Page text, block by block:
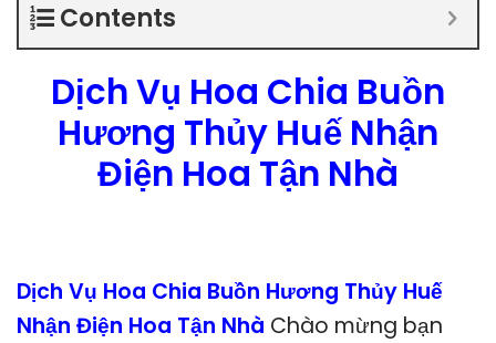
Contents
Dịch Vụ Hoa Chia Buồn
Hương Thủy Huế Nhận
Điện Hoa Tận Nhà
Dịch Vụ Hoa Chia Buồn Hương Thủy Huế
Nhận Điện Hoa Tận Nhà Chào mừng bạn